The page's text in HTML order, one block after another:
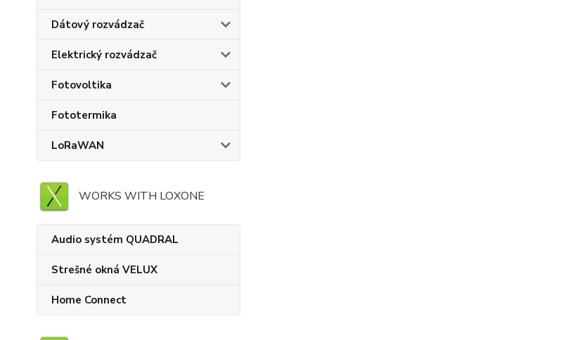
Dátový rozvádzač
Elektrický rozvádzač
Fotovoltika
Fototermika
LoRaWAN
WORKS WITH LOXONE
Audio systém QUADRAL
Strešné okná VELUX
Home Connect